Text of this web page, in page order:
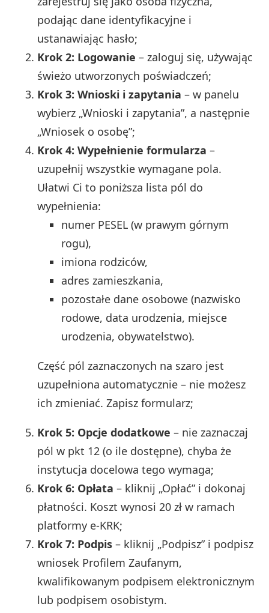
podając dane identyfikacyjne i
ustanawiając hasło;
Krok 2: Logowanie – zaloguj się, używając
świeżo utworzonych poświadczeń;
Krok 3: Wnioski i zapytania – w panelu
wybierz „Wnioski i zapytania”, a następnie
„Wniosek o osobę”;
Krok 4: Wypełnienie formularza –
uzupełnij wszystkie wymagane pola.
Ułatwi Ci to poniższa lista pól do
wypełnienia:
numer PESEL (w prawym górnym
rogu),
imiona rodziców,
adres zamieszkania,
pozostałe dane osobowe (nazwisko
rodowe, data urodzenia, miejsce
urodzenia, obywatelstwo).
Część pól zaznaczonych na szaro jest
uzupełniona automatycznie – nie możesz
ich zmieniać. Zapisz formularz;
Krok 5: Opcje dodatkowe – nie zaznaczaj
pól w pkt 12 (o ile dostępne), chyba że
instytucja docelowa tego wymaga;
Krok 6: Opłata – kliknij „Opłać” i dokonaj
płatności. Koszt wynosi 20 zł w ramach
platformy e‑KRK;
Krok 7: Podpis – kliknij „Podpisz” i podpisz
wniosek Profilem Zaufanym,
kwalifikowanym podpisem elektronicznym
lub podpisem osobistym.